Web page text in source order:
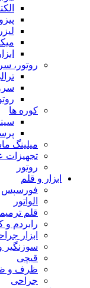
لیزر
روتور،
کوره ها
میلینگ
تجهیزات
روتور
ابزار و قلم
فورسپس
الواتور
قلم
رابردم و
ابزار
سوزنگیر
قیچی
ظرف و
جراحی